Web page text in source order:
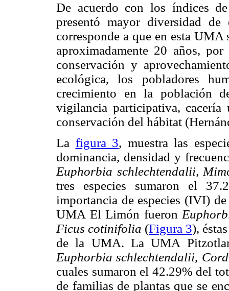
De acuerdo con los índices
presentó mayor diversidad
corresponde a que en esta UMA
aproximadamente 20 años,
conservación y
ecológica, los pobladores
crecimiento en la población
vigilancia participativa, cacería
conservación del hábitat
La figura 3, muestra las
dominancia, densidad y
Euphorbia schlechtendalii,
tres especies sumaron el
importancia de especies (IVI)
UMA El Limón fueron
Ficus cotinifolia (Figura 3),
de la UMA. La UMA
Euphorbia schlechtendalii,
cuales sumaron el 42.29% del
de familias de plantas que se